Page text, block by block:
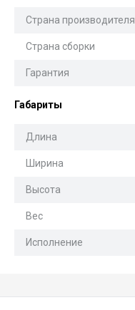
Страна производителя
Страна сборки
Гарантия
Габариты
Длина
Ширина
Высота
Вес
Исполнение